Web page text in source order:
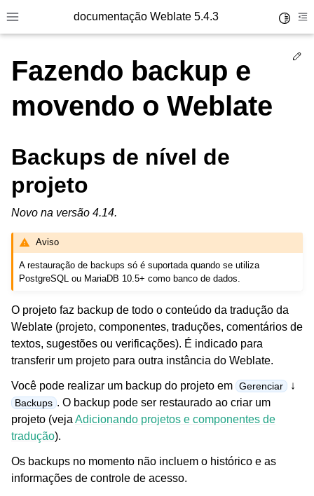
Toggle site navigation sidebar
documentação Weblate 5.4.3
navigation of Formatos de arquivos suportados
Fazendo backup e
movendo o Weblate
Backups de nível de
projeto
Novo na versão 4.14.
Aviso
A restauração de backups só é suportada quando se utiliza
PostgreSQL ou MariaDB 10.5+ como banco de dados.
O projeto faz backup de todo o conteúdo da tradução da
Weblate (projeto, componentes, traduções, comentários de
textos, sugestões ou verificações). É indicado para
transferir um projeto para outra instância do Weblate.
Você pode realizar um backup do projeto em Gerenciar ↓
Backups . O backup pode ser restaurado ao criar um
projeto (veja Adicionando projetos e componentes de
tradução).
Os backups no momento não incluem o histórico e as
informações de controle de acesso.